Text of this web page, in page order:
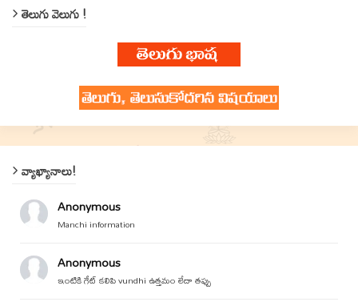
తెలుగు వెలుగు !
వ్యాఖ్యానాలు!
Anonymous
Manchi information
Anonymous
ఇంటికి గేట్ కలిపి vundhi ఉత్తమం లేదా తప్పు